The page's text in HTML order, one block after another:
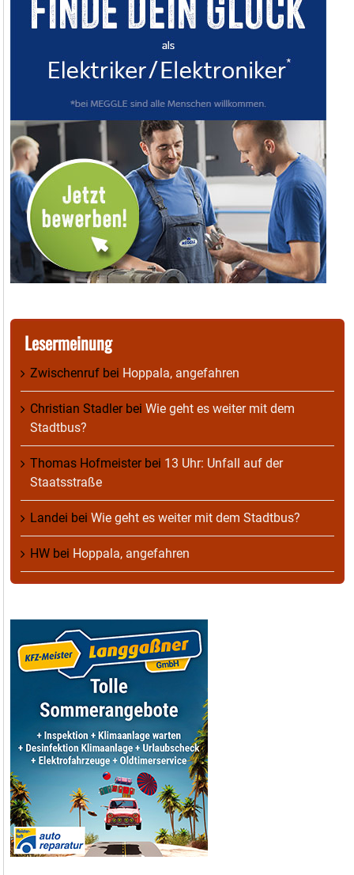
Lesermeinung
Zwischenruf bei Hoppala, angefahren
Christian Stadlerbei Wie geht es weiter mit dem
Stadtbus?
Thomas Hofmeisterbei 13 Uhr: Unfall auf der
Staatsstraße
Landei bei Wie geht es weiter mit dem Stadtbus?
HW bei Hoppala, angefahren